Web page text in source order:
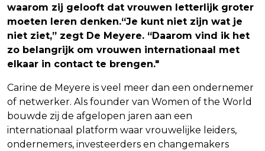
waarom zij gelooft dat vrouwen letterlijk groter
moeten leren denken.“Je kunt niet zijn wat je
niet ziet,” zegt De Meyere. “Daarom vind ik het
zo belangrijk om vrouwen internationaal met
elkaar in contact te brengen."
Carine de Meyere is veel meer dan een ondernemer
of netwerker. Als founder van Women of the World
bouwde zij de afgelopen jaren aan een
internationaal platform waar vrouwelijke leiders,
ondernemers, investeerders en changemakers